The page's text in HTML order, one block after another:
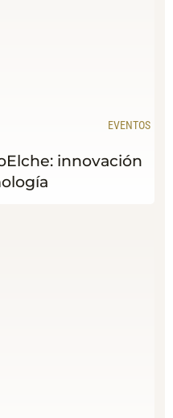
EVENTOS
innovación